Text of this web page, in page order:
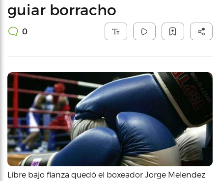
guiar borracho
0
Libre bajo fianza quedó el boxeador Jorge Melendez